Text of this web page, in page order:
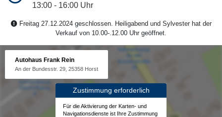
13:00 - 16:00 Uhr
Freitag 27.12.2024 geschlossen. Heiligabend und Sylvester hat der
Verkauf von 10.00-.12.00 Uhr geöffnet.
Autohaus Frank Rein
An der Bundesstr. 29, 25358 Horst
Zustimmung erforderlich
Für die Aktivierung der Karten- und
Navigationsdienste ist Ihre Zustimmung